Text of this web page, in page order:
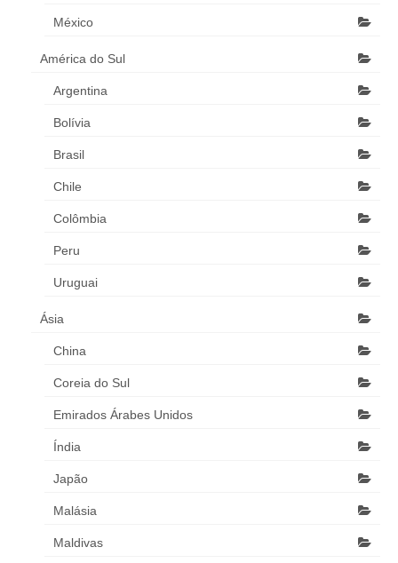
México
América do Sul
Argentina
Bolívia
Brasil
Chile
Colômbia
Peru
Uruguai
Ásia
China
Coreia do Sul
Emirados Árabes Unidos
Índia
Japão
Malásia
Maldivas